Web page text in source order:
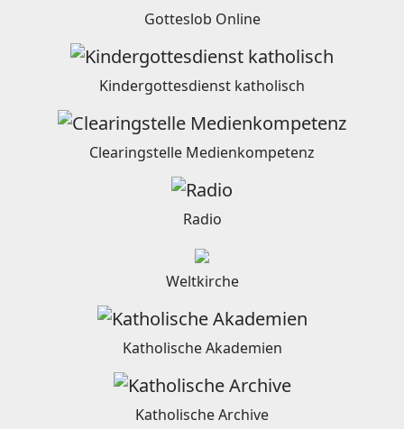
Gotteslob Online
Kindergottesdienst katholisch
Clearingstelle Medienkompetenz
Radio
Weltkirche
Katholische Akademien
Katholische Archive